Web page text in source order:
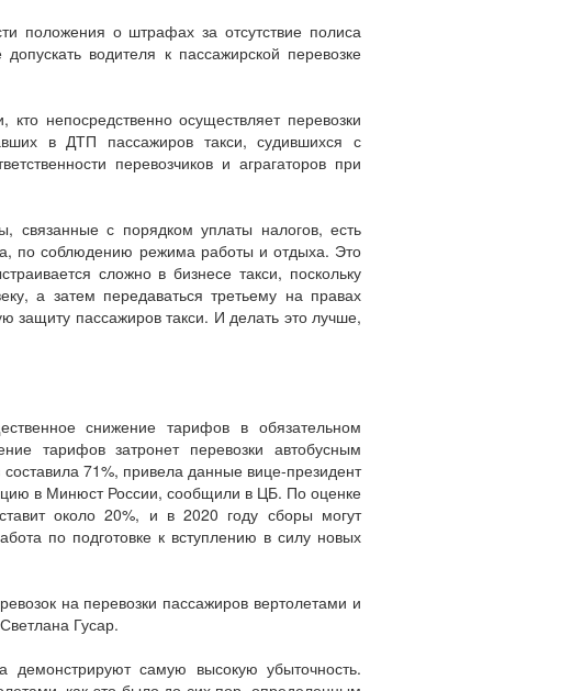
положения о штрафах за отсутствие полиса
водителя к пассажирской перевозке
непосредственно осуществляет перевозки
в ДТП пассажиров такси, судившихся с
перевозчиков и аграгаторов при
связанные с порядком уплаты налогов, есть
по соблюдению режима работы и отдыха. Это
сложно в бизнесе такси, поскольку
а затем передаваться третьему на правах
защиту пассажиров такси. И делать это лучше,
снижение тарифов в обязательном
тарифов затронет перевозки автобусным
71%, привела данные вице-президент
в Минюст России, сообщили в ЦБ. По оценке
около 20%, и в 2020 году сборы могут
по подготовке к вступлению в силу новых
на перевозки пассажиров вертолетами и
Гусар.
демонстрируют самую высокую убыточность.